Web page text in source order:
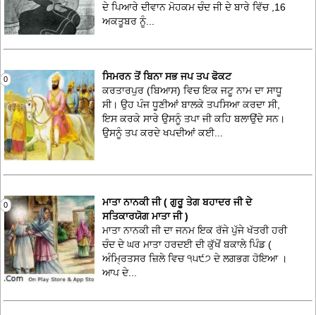
ਦੇ ਪਿਆਰੇ ਦੀਵਾਨ ਮੋਹਕਮ ਚੰਦ ਜੀ ਦੇ ਬਾਰੇ ਵਿੱਚ ,16
ਅਕਤੂਬਰ ਨੂੰ...
0
ਸਿਮਰਨ ਤੋਂ ਬਿਨਾ ਸਭ ਜਪ ਤਪ ਫੋਕਟ
ਕਰਤਾਰਪੁਰ (ਬਿਆਸ) ਵਿਚ ਇਕ ਜਟੂ ਨਾਮ ਦਾ ਸਾਧੂ
ਸੀ। ਉਹ ਪੰਜ ਧੂਣੀਆਂ ਬਾਲਕੇ ਤਪਸਿਆ ਕਰਦਾ ਸੀ,
ਇਸ ਕਰਕੇ ਸਾਰੇ ਉਸਨੂੰ ਤਪਾ ਜੀ ਕਹਿ ਬਲਾਉਂਦੇ ਸਨ।
ਉਸਨੂੰ ਤਪ ਕਰਦੇ ਖਪਦੀਆਂ ਕਈ...
0
ਮਾਤਾ ਨਾਨਕੀ ਜੀ ( ਗੁਰੂ ਤੇਗ ਬਹਾਦਰ ਜੀ ਦੇ
ਸਤਿਕਾਰਯੋਗ ਮਾਤਾ ਜੀ )
ਮਾਤਾ ਨਾਨਕੀ ਜੀ ਦਾ ਜਨਮ ਇਕ ਰੱਜੇ ਪੁੱਜੇ ਖੱਤਰੀ ਹਰੀ
ਚੰਦ ਦੇ ਘਰ ਮਾਤਾ ਹਰਦਈ ਦੀ ਕੁੱਖੋਂ ਬਕਾਲੇ ਪਿੰਡ (
ਅੰਮ੍ਰਿਤਸਰ ਜ਼ਿਲੇ ਵਿਚ ੧੫੯੭ ਦੇ ਲਗਭਗ ਹੋਇਆ ।
ਆਪ ਦੇ...